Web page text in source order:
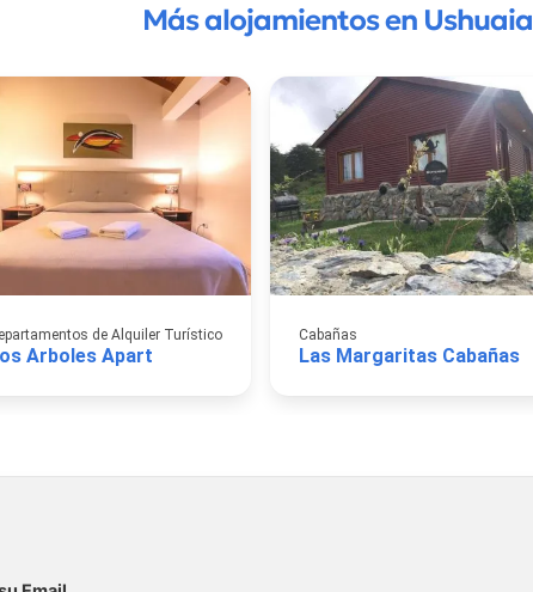
Más alojamientos en Ushuaia
de Alquiler Turístico
Arboles Apart
Cabañas
Las Margaritas Cabañas